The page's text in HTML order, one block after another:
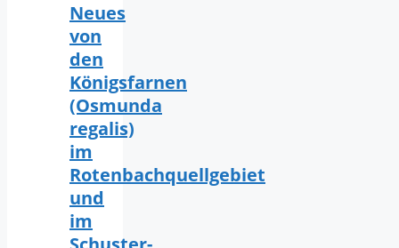
Neues
von
den
Königsfarnen
(Osmunda
regalis)
im
Rotenbachquellgebiet
und
im